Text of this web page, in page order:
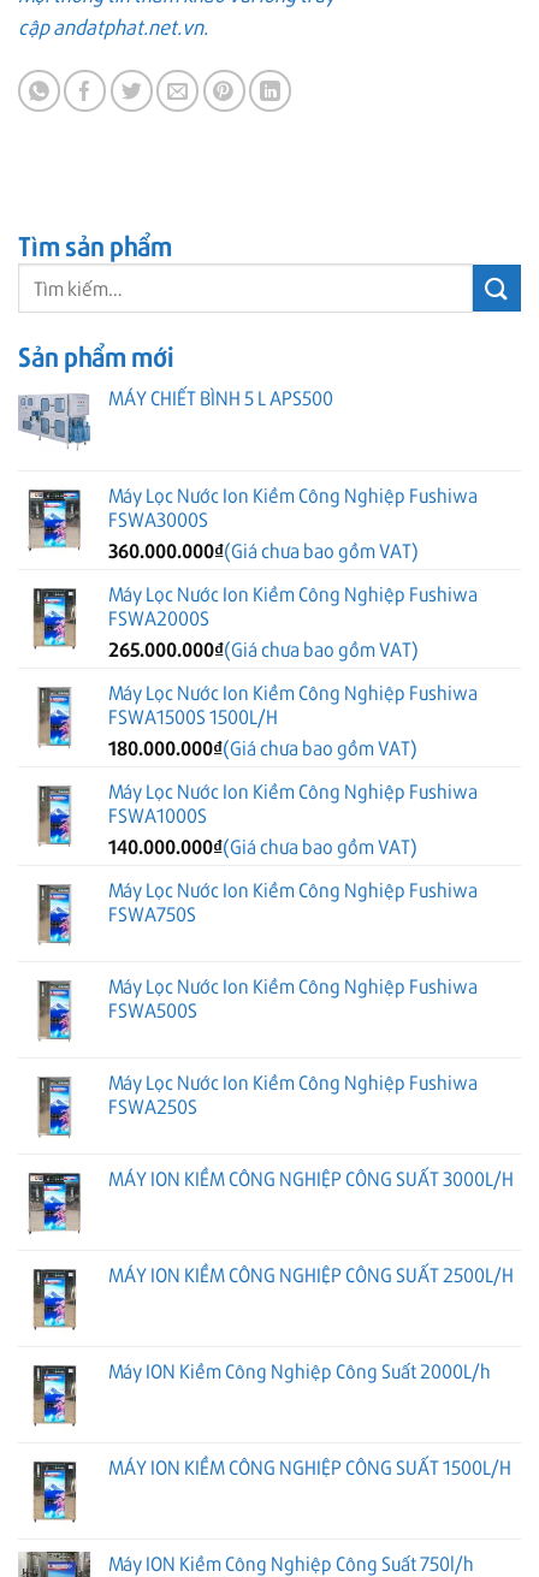
cậpandatphat.net.vn.
Tìm sản phẩm
Tìm
Sản phẩm mới
MÁY CHIẾT BÌNH 5 L APS500
Máy Lọc Nước Ion Kiềm Công Nghiệp Fushiwa
FSWA3000S
360.000.000₫(Giá chưa bao gồm VAT)
Máy Lọc Nước Ion Kiềm Công Nghiệp Fushiwa
FSWA2000S
265.000.000₫(Giá chưa bao gồm VAT)
Máy Lọc Nước Ion Kiềm Công Nghiệp Fushiwa
FSWA1500S 1500L/H
180.000.000₫(Giá chưa bao gồm VAT)
Máy Lọc Nước Ion Kiềm Công Nghiệp Fushiwa
FSWA1000S
140.000.000₫(Giá chưa bao gồm VAT)
Máy Lọc Nước Ion Kiềm Công Nghiệp Fushiwa
FSWA750S
Máy Lọc Nước Ion Kiềm Công Nghiệp Fushiwa
FSWA500S
Máy Lọc Nước Ion Kiềm Công Nghiệp Fushiwa
FSWA250S
MÁY ION KIỀM CÔNG NGHIỆP CÔNG SUẤT 3000L/H
MÁY ION KIỀM CÔNG NGHIỆP CÔNG SUẤT 2500L/H
Máy ION Kiềm Công Nghiệp Công Suất 2000L/h
MÁY ION KIỀM CÔNG NGHIỆP CÔNG SUẤT 1500L/H
Máy ION Kiềm Công Nghiệp Công Suất 750l/h